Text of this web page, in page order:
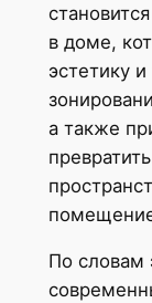
в доме,
эстетику
а также
По словам